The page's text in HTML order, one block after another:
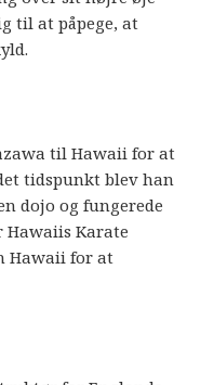
til at påpege, at
til Hawaii for at
tidspunkt blev han
dojo og fungerede
Karate
Hawaii for at